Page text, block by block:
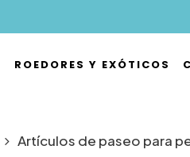
ROEDORES Y EXÓTICOS
Artículos de paseo para